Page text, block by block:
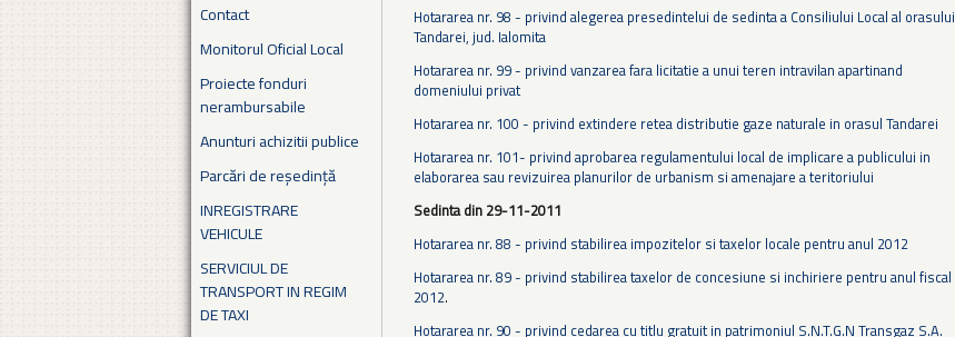
Contact
Monitorul Oficial Local
Proiecte fonduri
nerambursabile
Anunturi achizitii publice
Parcări de reședință
INREGISTRARE
VEHICULE
SERVICIUL DE
TRANSPORT IN REGIM
DE TAXI
Hotararea nr. 98 - privind alegerea presedintelui de sedinta a Consiliului Local al orasului
Tandarei, jud. Ialomita
Hotararea nr. 99 - privind vanzarea fara licitatie a unui teren intravilan apartinand
domeniului privat
Hotararea nr. 100 - privind extindere retea distributie gaze naturale in orasul Tandarei
Hotararea nr. 101- privind aprobarea regulamentului local de implicare a publicului in
elaborarea sau revizuirea planurilor de urbanism si amenajare a teritoriului
Sedinta din 29-11-2011
Hotararea nr. 88 - privind stabilirea impozitelor si taxelor locale pentru anul 2012
Hotararea nr. 89 - privind stabilirea taxelor de concesiune si inchiriere pentru anul fiscal
2012.
Hotararea nr. 90 - privind cedarea cu titlu gratuit in patrimoniul S.N.T.G.N Transgaz S.A.